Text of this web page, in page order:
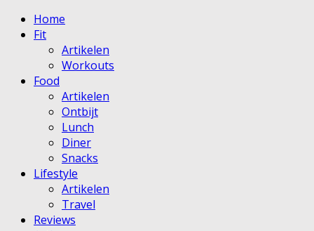
Home
Fit
Artikelen
Workouts
Food
Artikelen
Ontbijt
Lunch
Diner
Snacks
Lifestyle
Artikelen
Travel
Reviews